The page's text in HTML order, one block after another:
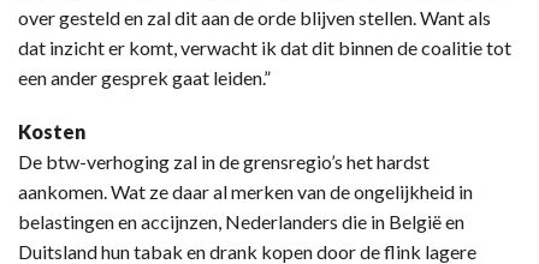
over gesteld en zal dit aan de orde blijven stellen. Want als
dat inzicht er komt, verwacht ik dat dit binnen de coalitie tot
een ander gesprek gaat leiden.”
Kosten
De btw-verhoging zal in de grensregio’s het hardst
aankomen. Wat ze daar al merken van de ongelijkheid in
belastingen en accijnzen, Nederlanders die in België en
Duitsland hun tabak en drank kopen door de flink lagere